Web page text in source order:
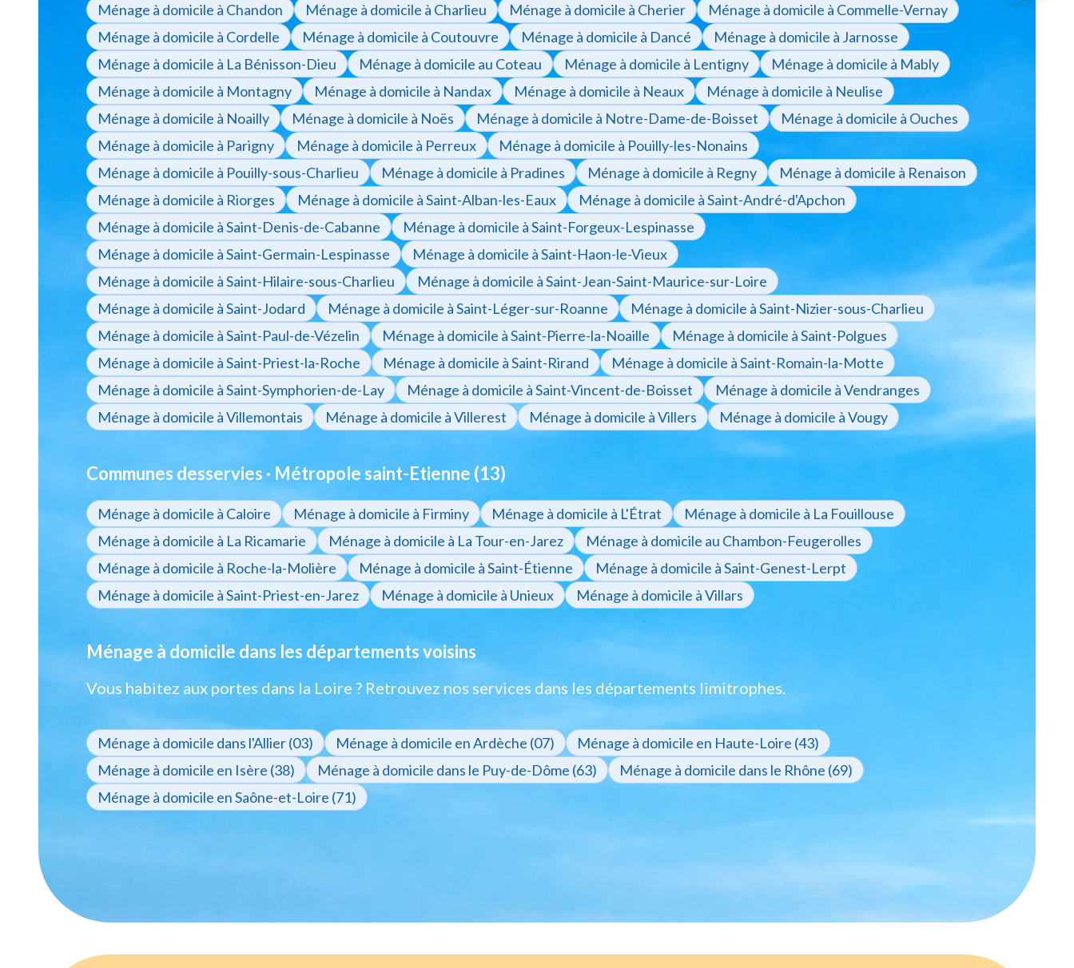
Ménage à domicile à Chandon
Ménage à domicile à Charlieu Ménage à domicile à Cherier
Ménage à domicile à Commelle-Vernay
Ménage à domicile à Cordelle
Ménage à domicile à Coutouvre Ménage à domicile à Dancé
Ménage à domicile à Jarnosse
Ménage à domicile à La Bénisson-Dieu
Ménage à domicile au Coteau Ménage à domicile à Lentigny
Ménage à domicile à Mably
Ménage à domicile à Montagny
Ménage à domicile à Nandax Ménage à domicile à Neaux
Ménage à domicile à Neulise
Ménage à domicile à Noailly
Ménage à domicile à Noës Ménage à domicile à Notre-Dame-de-Boisset
Ménage à domicile à Ouches
Ménage à domicile à Parigny
Ménage à domicile à Perreux
Ménage à domicile à Pouilly-les-Nonains
Ménage à domicile à Pouilly-sous-Charlieu
Ménage à domicile à Pradines Ménage à domicile à Regny
Ménage à domicile à Renaison
Ménage à domicile à Riorges
Ménage à domicile à Saint-Alban-les-Eaux
Ménage à domicile à Saint-André-d'Apchon
Ménage à domicile à Saint-Denis-de-Cabanne
Ménage à domicile à Saint-Forgeux-Lespinasse
Ménage à domicile à Saint-Germain-Lespinasse
Ménage à domicile à Saint-Haon-le-Vieux
Ménage à domicile à Saint-Hilaire-sous-Charlieu
Ménage à domicile à Saint-Jean-Saint-Maurice-sur-Loire
Ménage à domicile à Saint-Jodard
Ménage à domicile à Saint-Léger-sur-Roanne
Ménage à domicile à Saint-Nizier-sous-Charlieu
Ménage à domicile à Saint-Paul-de-Vézelin
Ménage à domicile à Saint-Pierre-la-Noaille
Ménage à domicile à Saint-Polgues
Ménage à domicile à Saint-Priest-la-Roche
Ménage à domicile à Saint-Rirand
Ménage à domicile à Saint-Romain-la-Motte
Ménage à domicile à Saint-Symphorien-de-Lay
Ménage à domicile à Saint-Vincent-de-Boisset
Ménage à domicile à Vendranges
Ménage à domicile à Villemontais
Ménage à domicile à Villerest Ménage à domicile à Villers Ménage à domicile à Vougy
Communes desservies · Métropole saint-Etienne (13)
Ménage à domicile à Caloire Ménage à domicile à Firminy Ménage à domicile à L'Étrat
Ménage à domicile à La Fouillouse
Ménage à domicile à La Ricamarie
Ménage à domicile à La Tour-en-Jarez
Ménage à domicile au Chambon-Feugerolles
Ménage à domicile à Roche-la-Molière
Ménage à domicile à Saint-Étienne
Ménage à domicile à Saint-Genest-Lerpt
Ménage à domicile à Saint-Priest-en-Jarez
Ménage à domicile à Unieux Ménage à domicile à Villars
Ménage à domicile dans les départements voisins
Vous habitez aux portes dans la Loire ? Retrouvez nos services dans les départements limitrophes.
Ménage à domicile dans l'Allier (03) Ménage à domicile en Ardèche (07)
Ménage à domicile en Haute-Loire (43)
Ménage à domicile en Isère (38)
Ménage à domicile dans le Puy-de-Dôme (63)
Ménage à domicile dans le Rhône (69)
Ménage à domicile en Saône-et-Loire (71)